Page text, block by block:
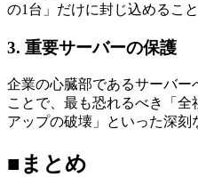
の1台」だけに封じ込めるこ
3. 重要サーバーの保護
企業の心臓部であるサーバー
ことで、最も恐れるべき「
アップの破壊」といった深刻
■まとめ